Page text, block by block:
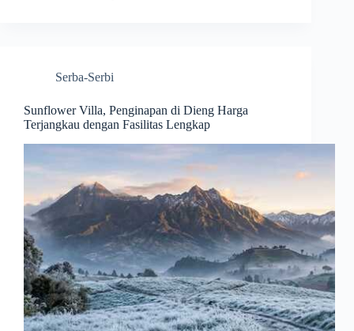
Serba-Serbi
Sunflower Villa, Penginapan di Dieng Harga
Terjangkau dengan Fasilitas Lengkap